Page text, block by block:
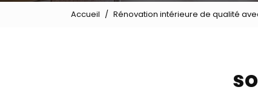
Accueil Rénovation intérieure de qualité avec